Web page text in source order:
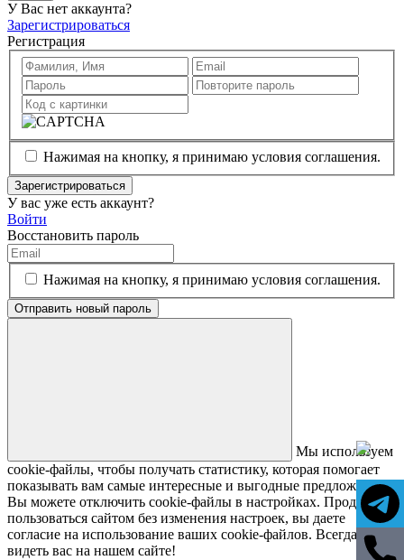
У Вас нет аккаунта?
Зарегистрироваться
Регистрация
Нажимая на кнопку, я принимаю условия соглашения.
Зарегистрироваться
У вас уже есть аккаунт?
Войти
Восстановить пароль
Нажимая на кнопку, я принимаю условия соглашения.
Отправить новый пароль
Мы используем
cookie-файлы, чтобы получать статистику, которая помогает
показывать вам самые интересные и выгодные предложения.
Вы можете отключить cookie-файлы в настройках. Продолжая
пользоваться сайтом без изменения настроек, вы даете
согласие на использование ваших cookie-файлов. Всегда рады
видеть вас на нашем сайте!